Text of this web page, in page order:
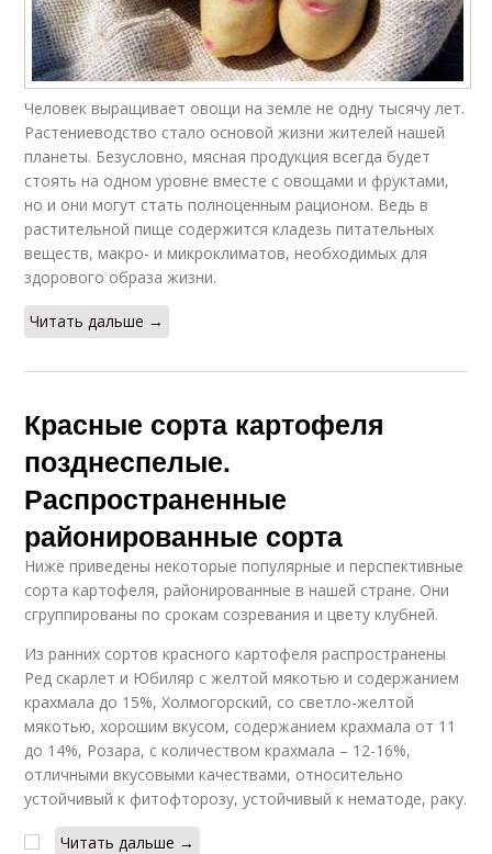
Человек выращивает овощи на земле не одну тысячу лет.
Растениеводство стало основой жизни жителей нашей
планеты. Безусловно, мясная продукция всегда будет
стоять на одном уровне вместе с овощами и фруктами,
но и они могут стать полноценным рационом. Ведь в
растительной пище содержится кладезь питательных
веществ, макро- и микроклиматов, необходимых для
здорового образа жизни.
Читать дальше →
Красные сорта картофеля
позднеспелые.
Распространенные
районированные сорта
Ниже приведены некоторые популярные и перспективные
сорта картофеля, районированные в нашей стране. Они
сгруппированы по срокам созревания и цвету клубней.
Из ранних сортов красного картофеля распространены
Ред скарлет и Юбиляр с желтой мякотью и содержанием
крахмала до 15%, Холмогорский, со светло-желтой
мякотью, хорошим вкусом, содержанием крахмала от 11
до 14%, Розара, с количеством крахмала – 12-16%,
отличными вкусовыми качествами, относительно
устойчивый к фитофторозу, устойчивый к нематоде, раку.
Читать дальше →